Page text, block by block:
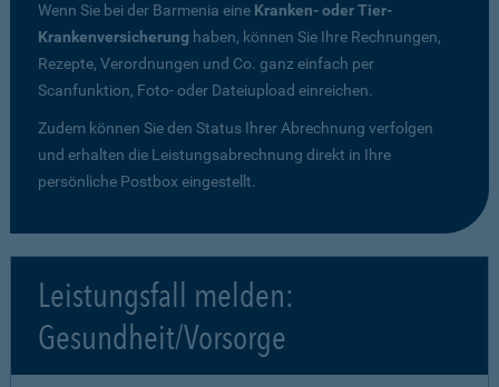
Wenn Sie bei der Barmenia eine Kranken- oder Tier-
Krankenversicherung haben, können Sie Ihre Rechnungen,
Rezepte, Verordnungen und Co. ganz einfach per
Scanfunktion, Foto- oder Dateiupload einreichen.
Zudem können Sie den Status Ihrer Abrechnung verfolgen
und erhalten die Leistungsabrechnung direkt in Ihre
persönliche Postbox eingestellt.
Leistungsfall melden:
Gesundheit/Vorsorge